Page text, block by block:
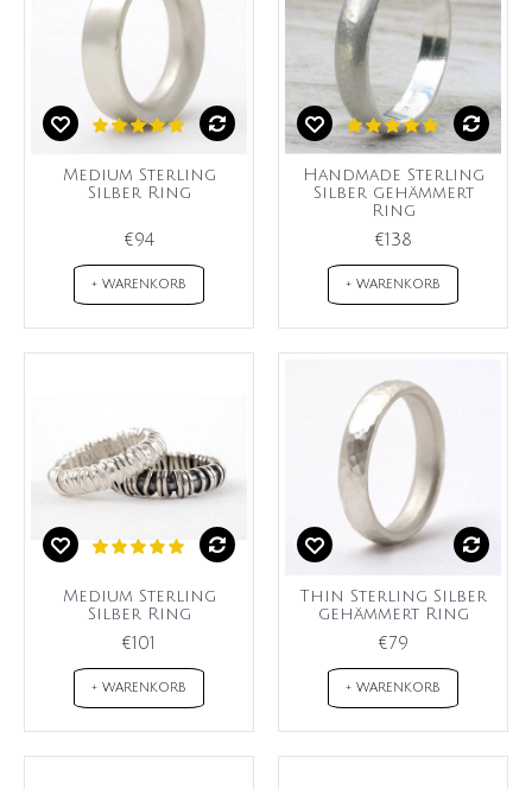
Medium Sterling
Silber Ring
€94
+ WARENKORB
Handmade Sterling
Silber gehämmert
Ring
€138
+ WARENKORB
Medium Sterling
Silber Ring
€101
+ WARENKORB
Thin Sterling Silber
gehämmert Ring
€79
+ WARENKORB